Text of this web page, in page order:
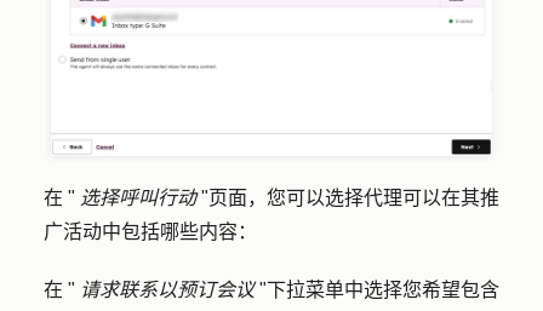
在 " 选择呼叫行动"页面，您可以选择代理可以在其推
广活动中包括哪些内容：
在 " 请求联系以预订会议"下拉菜单中选择您希望包含